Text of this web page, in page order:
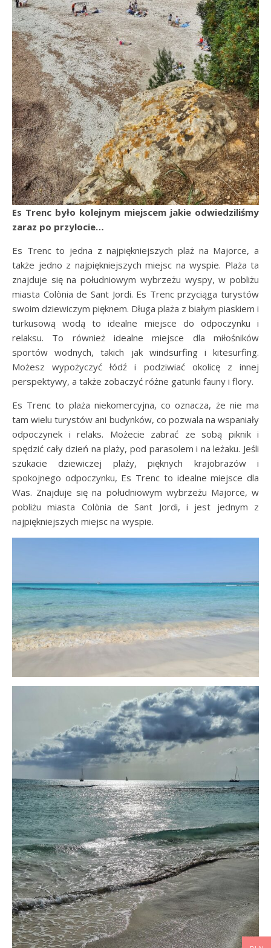
Es Trenc było kolejnym miejscem jakie odwiedziliśmy
zaraz po przylocie…
Es Trenc to jedna z najpiękniejszych plaż na Majorce, a
także jedno z najpiękniejszych miejsc na wyspie. Plaża ta
znajduje się na południowym wybrzeżu wyspy, w pobliżu
miasta Colònia de Sant Jordi. Es Trenc przyciąga turystów
swoim dziewiczym pięknem. Długa plaża z białym piaskiem i
turkusową wodą to idealne miejsce do odpoczynku i
relaksu. To również idealne miejsce dla miłośników
sportów wodnych, takich jak windsurfing i kitesurfing.
Możesz wypożyczyć łódź i podziwiać okolicę z innej
perspektywy, a także zobaczyć różne gatunki fauny i flory.
Es Trenc to plaża niekomercyjna, co oznacza, że nie ma
tam wielu turystów ani budynków, co pozwala na wspaniały
odpoczynek i relaks. Możecie zabrać ze sobą piknik i
spędzić cały dzień na plaży, pod parasolem i na leżaku. Jeśli
szukacie dziewiczej plaży, pięknych krajobrazów i
spokojnego odpoczynku, Es Trenc to idealne miejsce dla
Was. Znajduje się na południowym wybrzeżu Majorce, w
pobliżu miasta Colònia de Sant Jordi, i jest jednym z
najpiękniejszych miejsc na wyspie.